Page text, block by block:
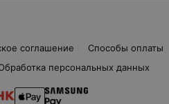
соглашение Способы оплаты
персональных данных